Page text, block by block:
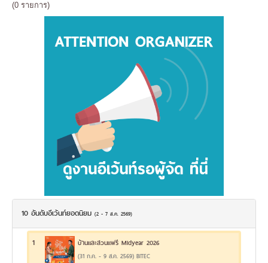
(0 รายการ)
10 อันดับอีเว้นท์ยอดนิยม (2 - 7 ส.ค. 2569)
1 บ้านและสวนแฟร์ Midyear 2026
(31 ก.ค. - 9 ส.ค. 2569) BITEC